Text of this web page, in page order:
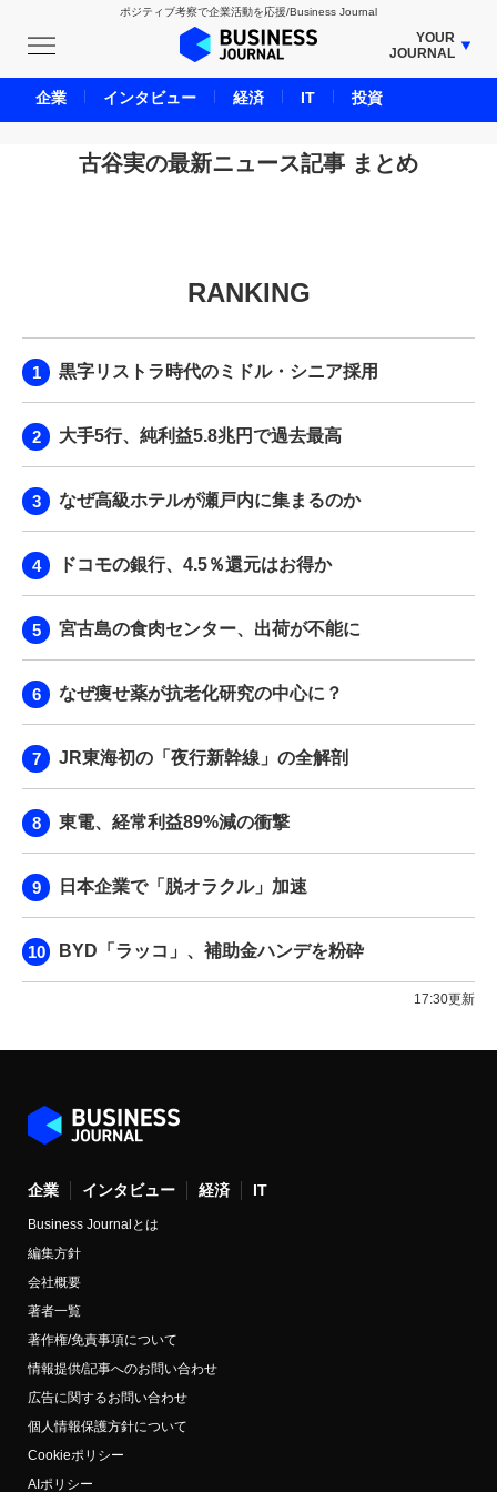
ポジティブ考察で企業活動を応援/Business Journal
YOUR
JOURNAL
BUSINESS JOURNAL
UNICORN JOURNAL
CARBON CREDITS JOURNAL
LIFE ENDING JOURNAL
BPaaS JOURNAL
古谷実の最新ニュース記事 まとめ
RANKING
黒字リストラ時代のミドル・シニア採用
大手5行、純利益5.8兆円で過去最高
なぜ高級ホテルが瀬戸内に集まるのか
ドコモの銀行、4.5％還元はお得か
宮古島の食肉センター、出荷が不能に
なぜ痩せ薬が抗老化研究の中心に？
JR東海初の「夜行新幹線」の全解剖
東電、経常利益89%減の衝撃
日本企業で「脱オラクル」加速
BYD「ラッコ」、補助金ハンデを粉砕
17:30更新
企業 インタビュー 経済 IT
Business Journalとは
編集方針
会社概要
著者一覧
著作権/免責事項について
情報提供/記事へのお問い合わせ
広告に関するお問い合わせ
個人情報保護方針について
Cookieポリシー
AIポリシー
企業 インタビュー 経済 IT 投資